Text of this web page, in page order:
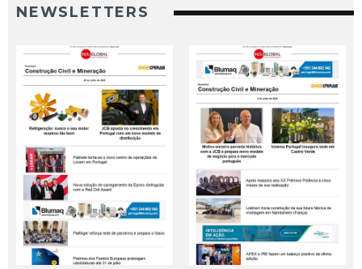
NEWSLETTERS